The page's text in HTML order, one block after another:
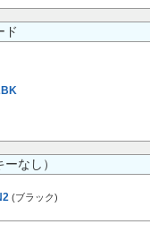
ド
なし）
(ブラック)